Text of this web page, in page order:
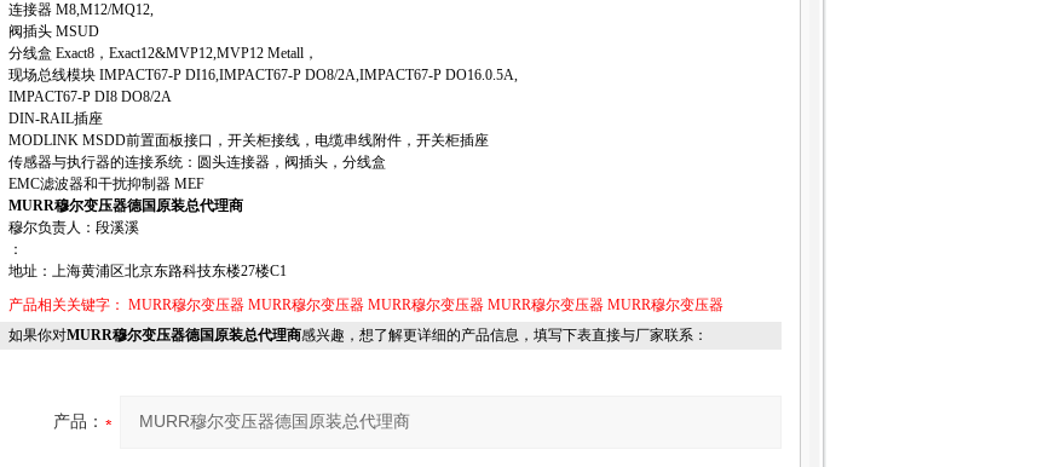
连接器 M8,M12/MQ12,
阀插头 MSUD
分线盒 Exact8，Exact12&MVP12,MVP12 Metall，
现场总线模块 IMPACT67-P DI16,IMPACT67-P DO8/2A,IMPACT67-P DO16.0.5A,
IMPACT67-P DI8 DO8/2A
DIN-RAIL插座
MODLINK MSDD前置面板接口，开关柜接线，电缆串线附件，开关柜插座
传感器与执行器的连接系统：圆头连接器，阀插头，分线盒
EMC滤波器和干扰抑制器 MEF
MURR穆尔变压器德国原装总代理商
穆尔负责人：段溪溪
：
地址：上海黄浦区北京东路科技东楼27楼C1
产品相关关键字： MURR穆尔变压器 MURR穆尔变压器 MURR穆尔变压器 MURR穆尔变压器 MURR穆尔变压器
如果你对MURR穆尔变压器德国原装总代理商感兴趣，想了解更详细的产品信息，填写下表直接与厂家联系：
产品：